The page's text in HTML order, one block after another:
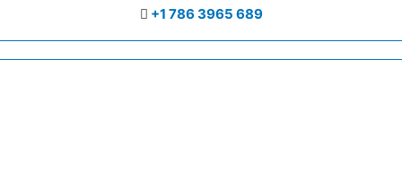
+1 786 3965 689